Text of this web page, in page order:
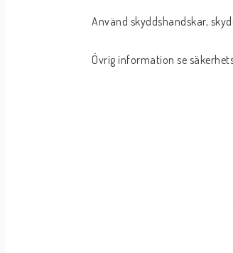
Använd skyddshandskar,
Övrig information se